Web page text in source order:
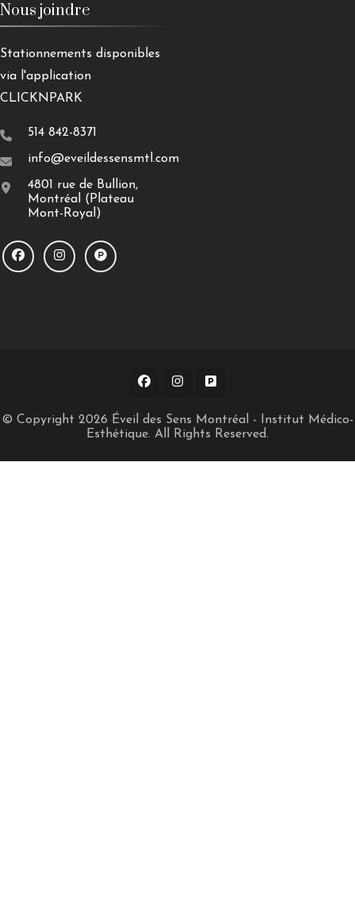
Nous joindre
Stationnements disponibles
via l'application
CLICKNPARK
514 842-8371
info@eveildessensmtl.com
4801 rue de Bullion,
Montréal (Plateau
Mont-Royal)
© Copyright 2026 Éveil des Sens Montréal - Institut Médico-
Esthétique. All Rights Reserved.